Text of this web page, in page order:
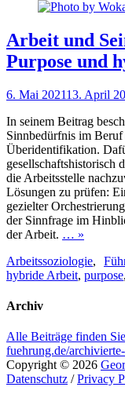
Arbeit und
Purpose und
Veröffentlicht
6. Mai 202113. April
In seinem Beitrag
Sinnbedürfnis im Beruf
Überidentifikation.
gesellschaftshistorisch
die Arbeitsstelle
Lösungen zu prüfen:
gezielter
der Sinnfrage im
der Arbeit. … »
Tags
Arbeitssoziologie,
hybride Arbeit, purpose,
Archiv
Alle Beiträge finden
fuehrung.de/
Copyright © 2026
Datenschutz /Privacy